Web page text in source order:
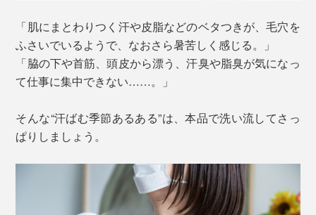
「肌にまとわりつく汗や皮脂などのベタつきが、毛穴を
ふさいでいるようで、なおさら暑苦しく感じる。」
「脇の下や首筋、頭皮から漂う、汗臭や脂臭が気になっ
て仕事に集中できない……。」
そんな“汗ばむ季節あるある”は、本品で洗い流してさっ
ぱりしましょう。